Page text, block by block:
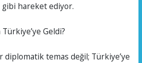
hareket ediyor.
Geldi?
diplomatik temas değil; Türkiye’ye